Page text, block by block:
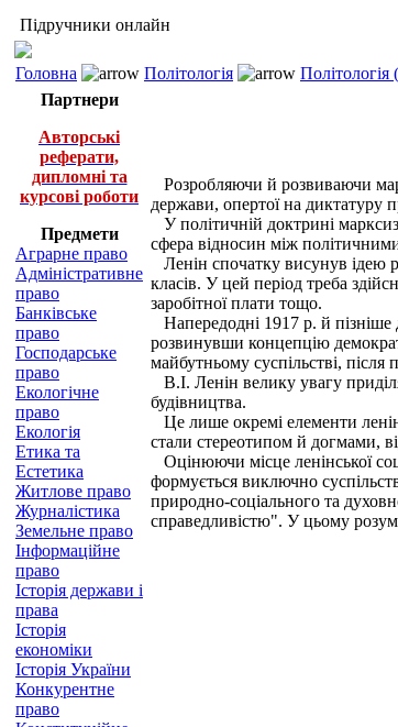
Підручники онлайн
Головна Політологія
Партнери
Авторські
реферати,
дипломні та
курсові роботи
Предмети
Аграрне право
Адміністративне
право
Банківське
право
Господарське
право
Екологічне
право
Екологія
Етика та
Естетика
Житлове право
Журналістика
Земельне право
Інформаційне
право
Історія держави і
права
Історія
економіки
Історія України
Конкурентне
право
Розробляючи й розвиваючи
держави, опертої на диктатуру
У політичній доктрині
сфера відносин між
Ленін спочатку висунув ідею
класів. У цей період треба
заробітної плати тощо.
Напередодні 1917 р. й пізніше
розвинувши концепцію
майбутньому суспільстві, після
В.І. Ленін велику увагу
будівництва.
Це лише окремі елементи
стали стереотипом й догмами,
Оцінюючи місце ленінської
формується виключно
природно-соціального та
справедливістю". У цьому